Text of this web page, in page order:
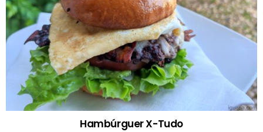
Hambúrguer X-Tudo